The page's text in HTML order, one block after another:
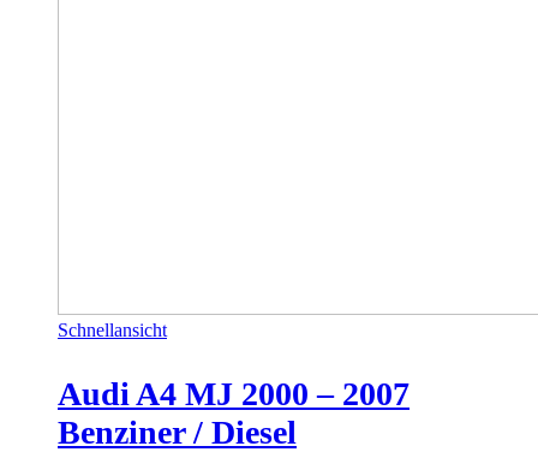
Schnellansicht
Audi A4 MJ 2000 – 2007
Benziner / Diesel